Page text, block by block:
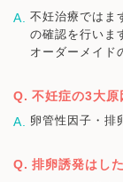
不妊治療ではま
の確認を行いま
オーダーメイド
不妊症の3大原
卵管性因子・排
排卵誘発はし